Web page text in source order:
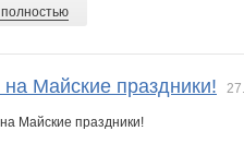
на Майские праздники!